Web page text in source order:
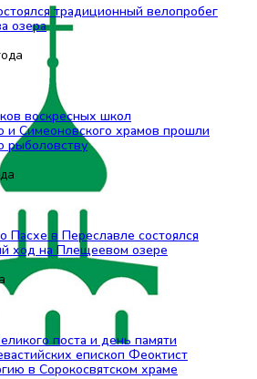
традиционный велопробег
озера
воскресных школ
и Симеоновского храмов прошли
рыболовству
в Переславле состоялся
ход на Плещеевом озере
поста и день памяти
епископ Феоктист
в Сорокосвятском храме